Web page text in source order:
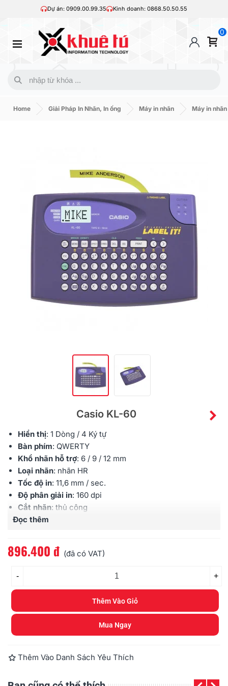
Dự án: 0909.00.99.35 Kinh doanh: 0868.50.50.55
0
Home Giải Pháp In Nhãn, In ống Máy in nhãn Máy in
Casio KL-60
Hiển thị: 1 Dòng / 4 Ký tự
Bàn phím: QWERTY
Khổ nhãn hỗ trợ: 6 / 9 / 12 mm
Loại nhãn: nhãn HR
Tốc độ in: 11,6 mm / sec.
Độ phân giải in: 160 dpi
Cắt nhãn: thủ công
Kết nối máy tính
Nguồn Pin
: 6 x AA (không kèm theo máy)
Trọng lượng : 300 g (chưa có Pin)
Đọc thêm
896.400 đ (đã có VAT)
- +
Thêm Vào Giỏ
Mua Ngay
Thêm Vào Danh Sách Yêu Thích